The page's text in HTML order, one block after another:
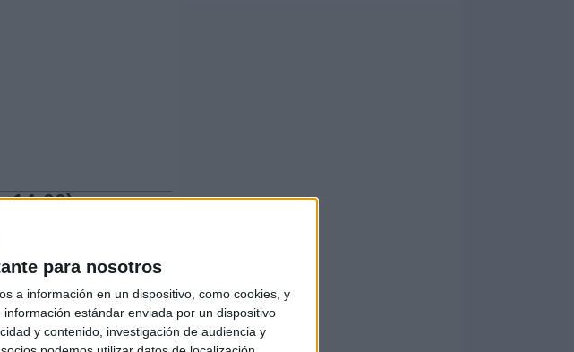
para nosotros
a información en un dispositivo, como cookies, y
estándar enviada por un dispositivo
y contenido, investigación de audiencia y
14:00)
actualidad del mundo del